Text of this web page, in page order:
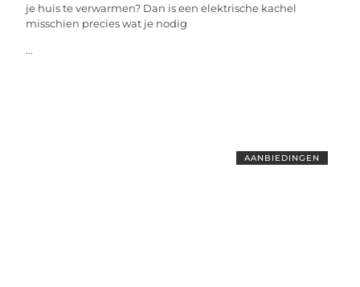
je huis te verwarmen? Dan is een elektrische kachel
misschien precies wat je nodig
...
AANBIEDINGEN